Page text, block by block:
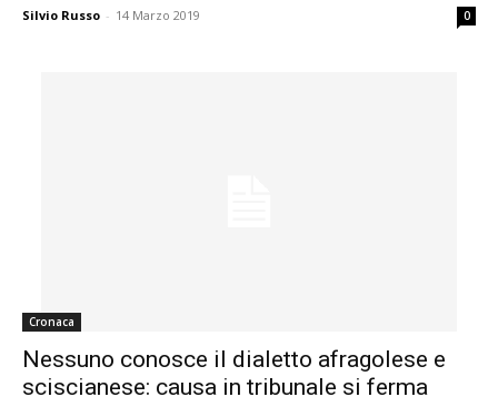
Silvio Russo - 14 Marzo 2019 0
Cronaca
Nessuno conosce il dialetto afragolese e
sciscianese: causa in tribunale si ferma